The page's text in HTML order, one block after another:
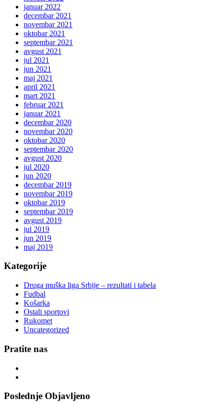
januar 2022
decembar 2021
novembar 2021
oktobar 2021
septembar 2021
avgust 2021
jul 2021
jun 2021
maj 2021
april 2021
mart 2021
februar 2021
januar 2021
decembar 2020
novembar 2020
oktobar 2020
septembar 2020
avgust 2020
jul 2020
jun 2020
decembar 2019
novembar 2019
oktobar 2019
septembar 2019
avgust 2019
jul 2019
jun 2019
maj 2019
Kategorije
Druga muška liga Srbije – rezultati i tabela
Fudbal
Košarka
Ostali sportovi
Rukomet
Uncategorized
Pratite nas
Poslednje Objavljeno